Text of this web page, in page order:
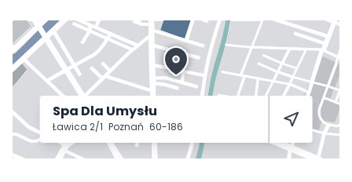
Spa Dla Umysłu
Ławica 2/1 Poznań 60-186